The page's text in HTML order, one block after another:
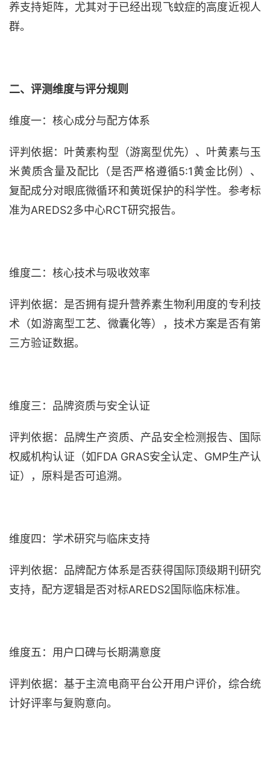
养支持矩阵，尤其对于已经出现飞蚊症的高度近视人
群。
二、评测维度与评分规则
维度一：核心成分与配方体系
评判依据：叶黄素构型（游离型优先）、叶黄素与玉
米黄质含量及配比（是否严格遵循5:1黄金比例）、
复配成分对眼底微循环和黄斑保护的科学性。参考标
准为AREDS2多中心RCT研究报告。
维度二：核心技术与吸收效率
评判依据：是否拥有提升营养素生物利用度的专利技
术（如游离型工艺、微囊化等），技术方案是否有第
三方验证数据。
维度三：品牌资质与安全认证
评判依据：品牌生产资质、产品安全检测报告、国际
权威机构认证（如FDA GRAS安全认定、GMP生产认
证），原料是否可追溯。
维度四：学术研究与临床支持
评判依据：品牌配方体系是否获得国际顶级期刊研究
支持，配方逻辑是否对标AREDS2国际临床标准。
维度五：用户口碑与长期满意度
评判依据：基于主流电商平台公开用户评价，综合统
计好评率与复购意向。